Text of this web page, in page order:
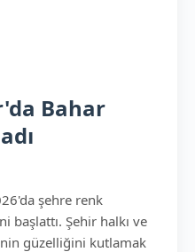
Bahar
şehre renk
başlattı. Şehir halkı ve
güzelliğini kutlamak